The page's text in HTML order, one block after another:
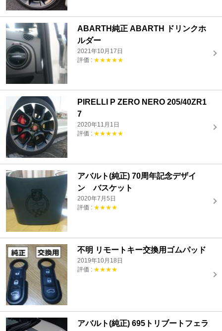
ABARTH純正 ABARTH ドリンクホ
ルダー
2021年10月17日
評価 : ★★★★★
PIRELLI P ZERO NERO 205/40ZR1
7
2020年11月1日
評価 : ★★★★★
アバルト(純正) 70周年記念デザイ
ン バスケット
2020年7月5日
評価 : ★★★★
不明 リモートキー交換用ゴムパッド
2019年10月18日
評価 : ★★★★
アバルト(純正) 695トリブートフェラ